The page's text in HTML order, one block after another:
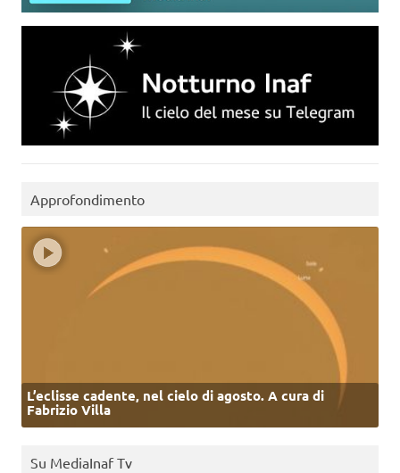
Approfondimento
L’eclisse cadente, nel cielo di agosto. A cura di
Fabrizio Villa
Su MediaInaf Tv